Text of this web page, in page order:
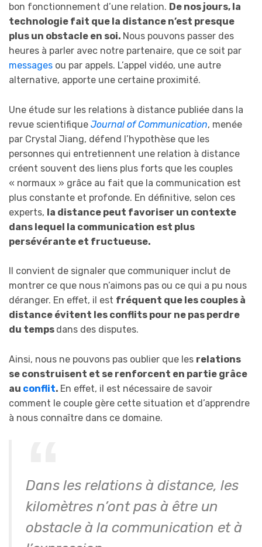
bon fonctionnement d’une relation. De nos jours, la
technologie fait que la distance n’est presque
plus un obstacle en soi. Nous pouvons passer des
heures à parler avec notre partenaire, que ce soit par
messages ou par appels. L’appel vidéo, une autre
alternative, apporte une certaine proximité.
Une étude sur les relations à distance publiée dans la
revue scientifique Journal of Communication, menée
par Crystal Jiang, défend l’hypothèse que les
personnes qui entretiennent une relation à distance
créent souvent des liens plus forts que les couples
« normaux » grâce au fait que la communication est
plus constante et profonde. En définitive, selon ces
experts, la distance peut favoriser un contexte
dans lequel la communication est plus
persévérante et fructueuse.
Il convient de signaler que communiquer inclut de
montrer ce que nous n’aimons pas ou ce qui a pu nous
déranger. En effet, il est fréquent que les couples à
distance évitent les conflits pour ne pas perdre
du temps dans des disputes.
Ainsi, nous ne pouvons pas oublier que les relations
se construisent et se renforcent en partie grâce
au conflit. En effet, il est nécessaire de savoir
comment le couple gère cette situation et d’apprendre
à nous connaître dans ce domaine.
Dans les relations à distance, les
kilomètres n’ont pas à être un
obstacle à la communication et à